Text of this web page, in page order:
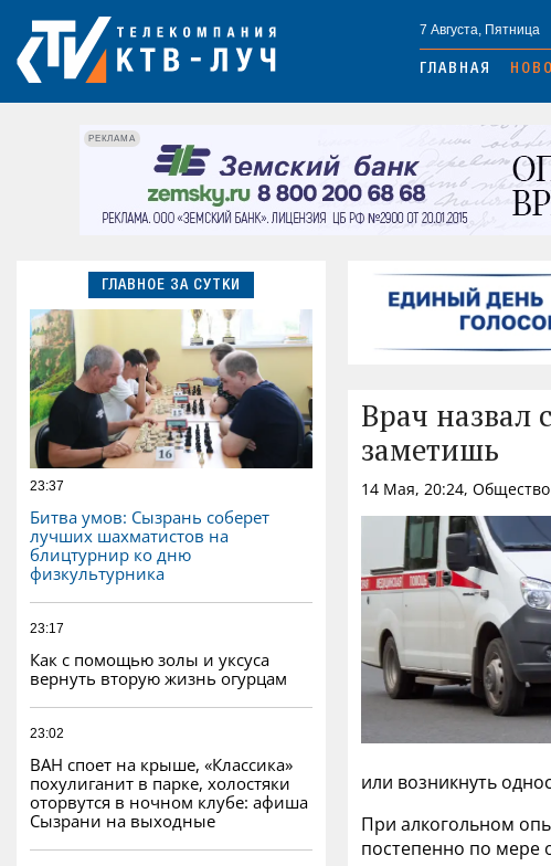
7 Августа, Пятница
ГЛАВНАЯ
РЕКЛАМА
ГЛАВНОЕ ЗА СУТКИ
23:37
Битва умов: Сызрань соберет
лучших шахматистов на
блицтурнир ко дню
физкультурника
23:17
Как с помощью золы и уксуса
вернуть вторую жизнь огурцам
23:02
ВАН споет на крыше, «Классика»
похулиганит в парке, холостяки
оторвутся в ночном клубе: афиша
Сызрани на выходные
Врач назвал
заметишь
14 Мая, 20:24, Общество
или возникнуть
При алкогольном
постепенно по мере